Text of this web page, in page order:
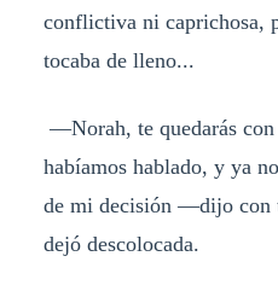
conflictiva ni caprichosa,
tocaba de lleno...
—Norah, te quedarás
habíamos hablado, y ya
de mi decisión —dijo con
dejó descolocada.